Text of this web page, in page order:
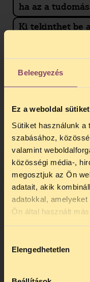
Beleegyezés
Ez a weboldal
Sütiket használunk a
szabásához,
valamint
közösségi média-,
megosztjuk az Ön
adatait, akik
adatokkal,
Ön által használt
kiválasztása
Elengedhetetlen
ha az a
Ki tekinthet be
Feltüntethetik-e
hogy HIV-vel
intézmény
Kell-e tartanom
ellátásom
orvos vagy az
Források:
Az
Az egyenlő
2003. évi
SZÜNET!
hogytelefonos
telefonos